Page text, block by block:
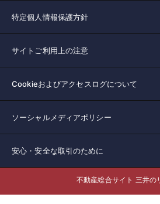
特定個人情報保護方針
サイトご利用上の注意
Cookieおよびアクセスログについて
ソーシャルメディアポリシー
安心・安全な取引のために
不動産総合サイト 三井の